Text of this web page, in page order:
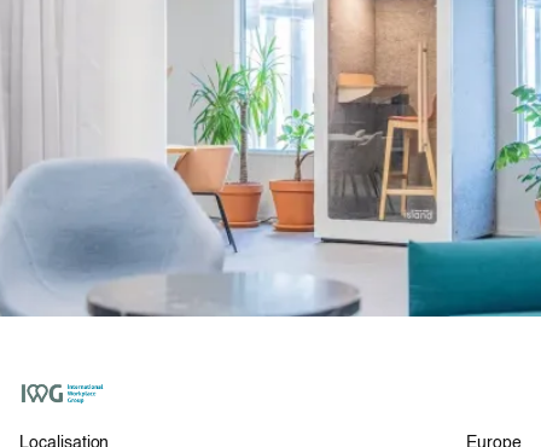
Localisation
Europe